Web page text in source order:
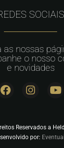
SOCIAIS
as nossas
o nosso
e novidades
Reservados a
por: